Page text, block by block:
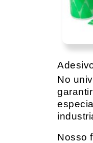
No
Nosso